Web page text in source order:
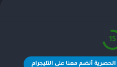
15
أنضم معنا على التليجرام